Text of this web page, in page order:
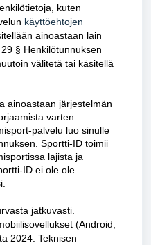
kuten
käyttöehtojen
ainoastaan lain
§ Henkilötunnuksen
välitetä tai käsitellä
ainoastaan järjestelmän
varten.
palvelu luo sinulle
Sportti-ID toimii
lajista ja
ID ei ole ole
jatkuvasti.
(Android,
2024. Teknisen